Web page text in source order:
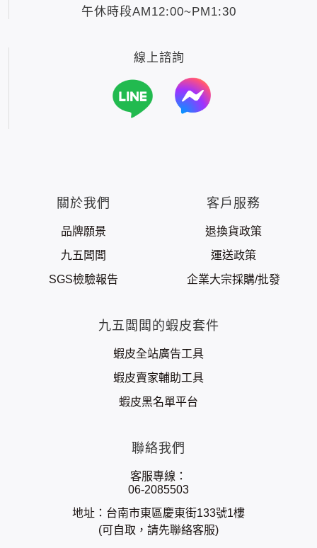
午休時段AM12:00~PM1:30
線上諮詢
關於我們
品牌願景
九五闆闆
SGS檢驗報告
客戶服務
退換貨政策
運送政策
企業大宗採購/批發
九五闆闆的蝦皮套件
蝦皮全站廣告工具
蝦皮賣家輔助工具
蝦皮黑名單平台
聯絡我們
客服專線：
06-2085503
地址：台南市東區慶東街133號1樓
(可自取，請先聯絡客服)